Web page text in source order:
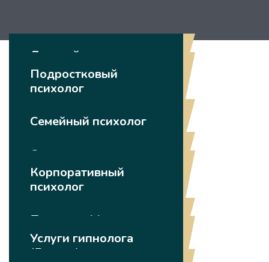
Детский психолог
Подростковый
психолог
Семейный психолог
Сексолог
Корпоративный
психолог
Психолог Минск
Услуги гипнолога
(Гипноз)